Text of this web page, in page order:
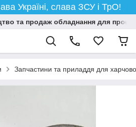
Україні, слава ЗСУ і ТрО!
та продаж обладнання для
Запчастини та приладдя для